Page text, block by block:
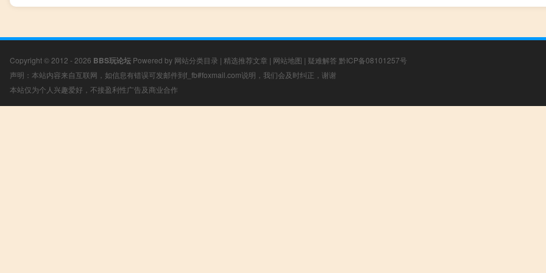
Copyright © 2012 - 2026 BBS玩论坛 Powered by 网站分类目录 | 精选推荐文章 | 网站地图 | 疑难解答 黔ICP备08101257号
声明：本站内容来自互联网，如信息有错误可发邮件到f_fb#foxmail.com说明，我们会及时纠正，谢谢
本站仅为个人兴趣爱好，不接盈利性广告及商业合作